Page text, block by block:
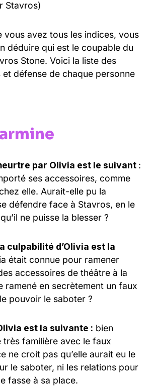
Stavros)
vous avez tous les indices, vous
déduire qui est le coupable du
Stone. Voici la liste des
et défense de chaque personne
par Olivia est le suivant :
ses accessoires, comme
elle. Aurait-elle pu la
défendre face à Stavros, en le
ne puisse la blesser ?
culpabilité d’Olivia est la
était connue pour ramener
accessoires de théâtre à la
ramené en secrètement un faux
pouvoir le saboter ?
est la suivante : bien
très familière avec le faux
ne croit pas qu’elle aurait eu le
le saboter, ni les relations pour
fasse à sa place.